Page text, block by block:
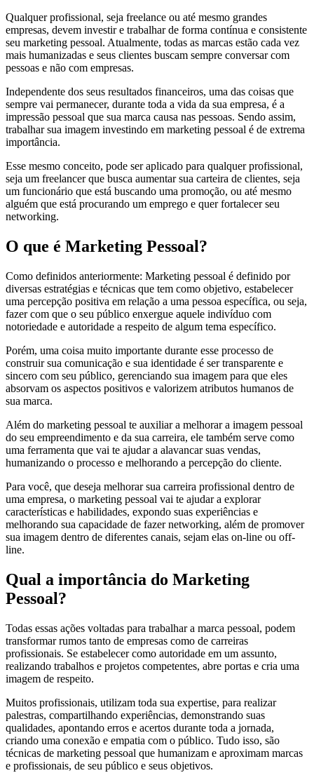
Qualquer profissional, seja freelance ou até mesmo grandes
empresas, devem investir e trabalhar de forma contínua e consistente
seu marketing pessoal. Atualmente, todas as marcas estão cada vez
mais humanizadas e seus clientes buscam sempre conversar com
pessoas e não com empresas.
Independente dos seus resultados financeiros, uma das coisas que
sempre vai permanecer, durante toda a vida da sua empresa, é a
impressão pessoal que sua marca causa nas pessoas. Sendo assim,
trabalhar sua imagem investindo em marketing pessoal é de extrema
importância.
Esse mesmo conceito, pode ser aplicado para qualquer profissional,
seja um freelancer que busca aumentar sua carteira de clientes, seja
um funcionário que está buscando uma promoção, ou até mesmo
alguém que está procurando um emprego e quer fortalecer seu
networking.
O que é Marketing Pessoal?
Como definidos anteriormente: Marketing pessoal é definido por
diversas estratégias e técnicas que tem como objetivo, estabelecer
uma percepção positiva em relação a uma pessoa específica, ou seja,
fazer com que o seu público enxergue aquele indivíduo com
notoriedade e autoridade a respeito de algum tema específico.
Porém, uma coisa muito importante durante esse processo de
construir sua comunicação e sua identidade é ser transparente e
sincero com seu público, gerenciando sua imagem para que eles
absorvam os aspectos positivos e valorizem atributos humanos de
sua marca.
Além do marketing pessoal te auxiliar a melhorar a imagem pessoal
do seu empreendimento e da sua carreira, ele também serve como
uma ferramenta que vai te ajudar a alavancar suas vendas,
humanizando o processo e melhorando a percepção do cliente.
Para você, que deseja melhorar sua carreira profissional dentro de
uma empresa, o marketing pessoal vai te ajudar a explorar
características e habilidades, expondo suas experiências e
melhorando sua capacidade de fazer networking, além de promover
sua imagem dentro de diferentes canais, sejam elas on-line ou off-
line.
Qual a importância do Marketing
Pessoal?
Todas essas ações voltadas para trabalhar a marca pessoal, podem
transformar rumos tanto de empresas como de carreiras
profissionais. Se estabelecer como autoridade em um assunto,
realizando trabalhos e projetos competentes, abre portas e cria uma
imagem de respeito.
Muitos profissionais, utilizam toda sua expertise, para realizar
palestras, compartilhando experiências, demonstrando suas
qualidades, apontando erros e acertos durante toda a jornada,
criando uma conexão e empatia com o público. Tudo isso, são
técnicas de marketing pessoal que humanizam e aproximam marcas
e profissionais, de seu público e seus objetivos.